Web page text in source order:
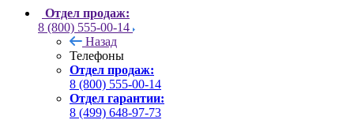
Отдел продаж:
8 (800) 555-00-14
Назад
Телефоны
Отдел продаж:
8 (800) 555-00-14
Отдел гарантии:
8 (499) 648-97-73